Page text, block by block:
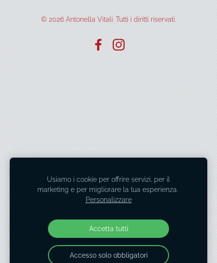
© 2026 Antonella Vitali. Tutti i diritti riservati.
Usiamo i cookie per offrire servizi, per il
marketing e per migliorare la tua esperienza.
Personalizzare
Accetta tutti
Accesso solo obbligatori